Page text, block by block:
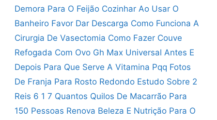
Demora Para O Feijão Cozinhar Ao Usar O
Banheiro Favor Dar Descarga Como Funciona A
Cirurgia De Vasectomia Como Fazer Couve
Refogada Com Ovo Gh Max Universal Antes E
Depois Para Que Serve A Vitamina Pqq Fotos
De Franja Para Rosto Redondo Estudo Sobre 2
Reis 6 1 7 Quantos Quilos De Macarrão Para
150 Pessoas Renova Beleza E Nutrição Para O